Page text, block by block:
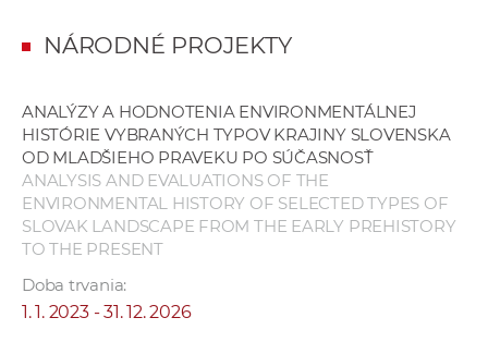
NÁRODNÉ PROJEKTY
ANALÝZY A HODNOTENIA ENVIRONMENTÁLNEJ
HISTÓRIE VYBRANÝCH TYPOV KRAJINY SLOVENSKA
OD MLADŠIEHO PRAVEKU PO SÚČASNOSŤ
ANALYSIS AND EVALUATIONS OF THE
ENVIRONMENTAL HISTORY OF SELECTED TYPES OF
SLOVAK LANDSCAPE FROM THE EARLY PREHISTORY
TO THE PRESENT
Doba trvania:
1. 1. 2023 - 31. 12. 2026